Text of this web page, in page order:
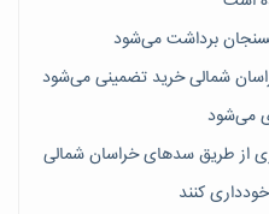
شمالی خرید تضمینی می‌شود
می‌شود
کنند